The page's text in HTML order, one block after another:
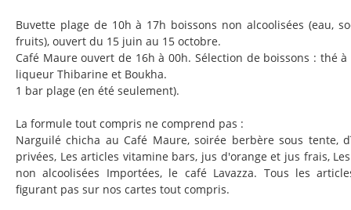
Buvette plage de 10h à 17h boissons non alcoolisées (eau,
fruits), ouvert du 15 juin au 15 octobre.
Café Maure ouvert de 16h à 00h. Sélection de boissons : thé
liqueur Thibarine et Boukha.
1 bar plage (en été seulement).
La formule tout compris ne comprend pas :
Narguilé chicha au Café Maure, soirée berbère sous tente,
privées, Les articles vitamine bars, jus d'orange et jus frais,
non alcoolisées Importées, le café Lavazza. Tous les
figurant pas sur nos cartes tout compris.